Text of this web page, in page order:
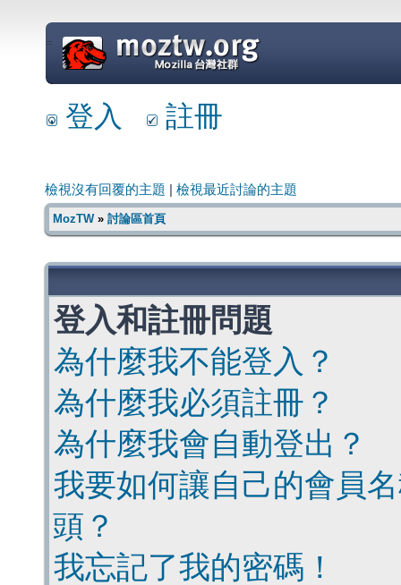
=
登入 註冊
檢視沒有回覆的主題 檢視最近討論的主題
MozTW» 討論區首頁
登入和註冊問題
為什麼我不能登入？
為什麼我必須註冊？
為什麼我會自動登出？
我要如何讓自己的會員
頭？
我忘記了我的密碼！